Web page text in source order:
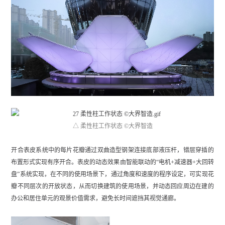
△ 柔性柱工作状态 ©大界智造
开合表皮系统中的每片花瓣通过双曲造型钢架连接底部液压杆，错层穿插的
布置形式实现有序开合。表皮的动态效果由智能联动的“电机+减速器+大回转
盘”系统实现，在不同的使用场景下，通过角度和速度的程序设定，可实现花
瓣不同层次的开放状态，从而切换建筑的使用场景，并动态回应周边在建的
办公和居住单元的观景价值需求，避免长时间遮挡其视觉通廊。